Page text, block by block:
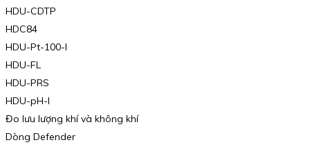
HDU-CDTP
HDC84
HDU-Pt-100-I
HDU-FL
HDU-PRS
HDU-pH-I
Đo lưu lượng khí và không khí
Dòng Defender